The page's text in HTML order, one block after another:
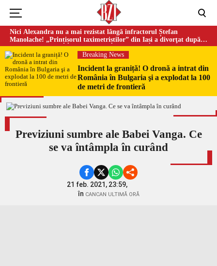
Nici Alexandra nu a mai rezistat lângă infractorul Ștefan
Manolache! „Prințișorul taximetriștilor” din Iași a divorţat după
doi ani de căsnicie
Breaking News
Incident la graniță! O dronă a intrat din
România în Bulgaria şi a explodat la 100
de metri de frontieră
Previziuni sumbre ale Babei Vanga. Ce
se va întâmpla în curând
21 feb. 2021, 23:59,
în CANCAN ULTIMĂ ORĂ